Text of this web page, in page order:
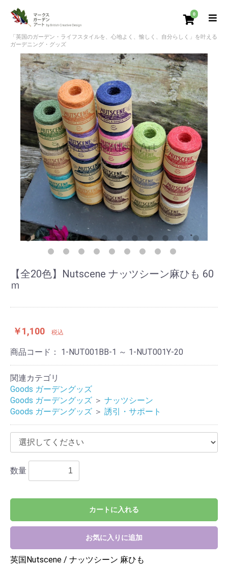
0
「英国のガーデン・ライフスタイルを、心地よく、愉しく、自分らしく」を叶える
ガーデニング・グッズ
【全20色】Nutscene ナッツシーン麻ひも 60
ｍ
￥1,100 税込
商品コード： 1-NUT001BB-1 ～ 1-NUT001Y-20
関連カテゴリ
Goods ガーデングッズ
Goods ガーデングッズ ＞ ナッツシーン
Goods ガーデングッズ ＞ 誘引・サポート
数量
カートに入れる
お気に入りに追加
英国Nutscene / ナッツシーン 麻ひも